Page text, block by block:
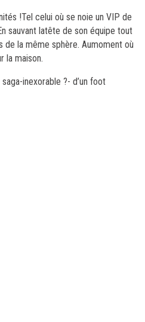
!Tel celui où se noie un VIP de
sauvant latête de son équipe tout
de la même sphère. Aumoment où
la maison.
inexorable ?- d’un foot